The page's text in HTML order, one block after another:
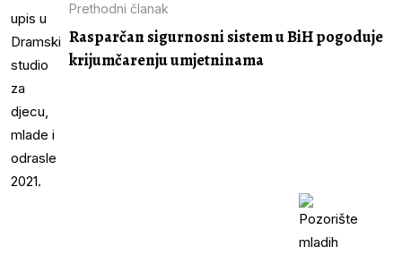
Prethodni članak
Rasparčan sigurnosni sistem u BiH pogoduje
krijumčarenju umjetninama